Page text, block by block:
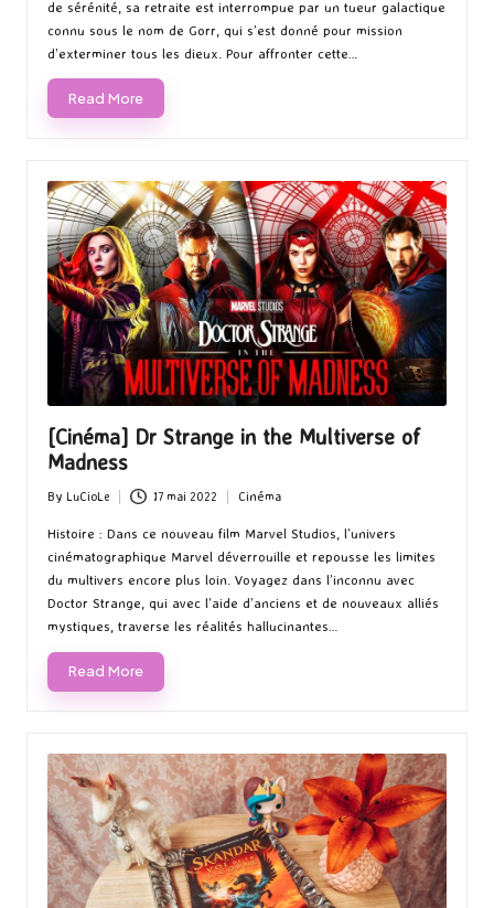
de sérénité, sa retraite est interrompue par un tueur galactique
connu sous le nom de Gorr, qui s’est donné pour mission
d’exterminer tous les dieux. Pour affronter cette…
Read More
[Cinéma] Dr Strange in the Multiverse of
Madness
Posted
by
By LuCioLe 17 mai 2022
in
Cinéma
Histoire : Dans ce nouveau film Marvel Studios, l’univers
cinématographique Marvel déverrouille et repousse les limites
du multivers encore plus loin. Voyagez dans l’inconnu avec
Doctor Strange, qui avec l’aide d’anciens et de nouveaux alliés
mystiques, traverse les réalités hallucinantes…
Read More